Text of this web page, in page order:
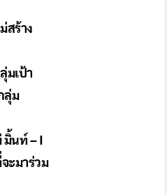
สร้าง
มเป้า
ลุ่ม
นท์ – I
ะมาร่วม